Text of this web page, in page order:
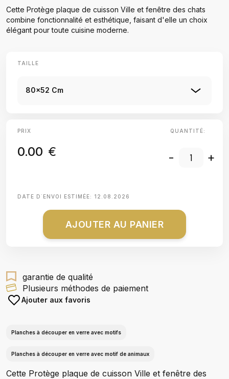
Cette Protège plaque de cuisson Ville et fenêtre des chats
combine fonctionnalité et esthétique, faisant d'elle un choix
élégant pour toute cuisine moderne.
TAILLE
80x52 Cm
PRIX
0.00 €
QUANTITÉ:
- +
DATE D΄ENVOI ESTIMÉE: 12.08.2026
AJOUTER AU PANIER
garantie de qualité
Plusieurs méthodes de paiement
Ajouter aux favoris
Planches à découper en verre avec motifs
Planches à découper en verre avec motif de animaux
Cette Protège plaque de cuisson Ville et fenêtre des